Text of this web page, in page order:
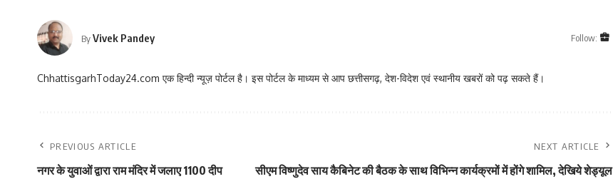
ByVivek Pandey Follow:
ChhattisgarhToday24.com एक हिन्दी न्यूज़ पोर्टल है। इस पोर्टल के माध्यम से आप छत्तीसगढ़, देश-विदेश एवं स्थानीय खबरों को पढ़ सकते हैं।
PREVIOUS ARTICLE
नगर के युवाओं द्वारा राम मंदिर में जलाए 1100 दीप
NEXT ARTICLE
सीएम विष्णुदेव साय कैबिनेट की बैठक के साथ विभिन्न कार्यक्रमों में होंगे शामिल, देखिये शेड्यूल